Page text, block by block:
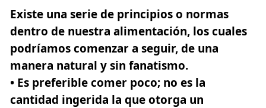
Existe una serie de principios o normas
dentro de nuestra alimentación, los cuales
podríamos comenzar a seguir, de una
manera natural y sin fanatismo.
• Es preferible comer poco; no es la
cantidad ingerida la que otorga un